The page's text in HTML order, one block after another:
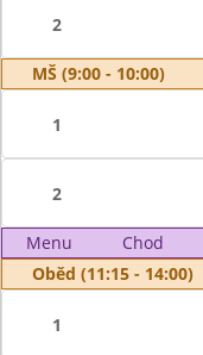
2
MŠ (9:00 - 10:00)
1
2
Menu Chod
Oběd (11:15 - 14:00)
1